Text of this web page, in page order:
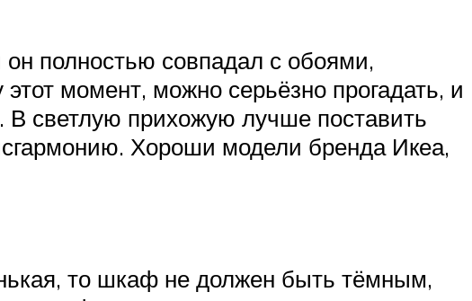
полностью совпадал с обоями,
момент, можно серьёзно прогадать, и
В светлую прихожую лучше поставить
Хороши модели бренда Икеа,
то шкаф не должен быть тёмным,